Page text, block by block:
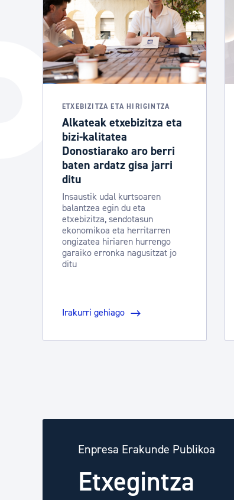
ETXEBIZITZA ETA HIRIGINTZA
Alkateak etxebizitza eta
bizi-kalitatea
Donostiarako aro berri
baten ardatz gisa jarri
ditu
Insaustik udal kurtsoaren
balantzea egin du eta
etxebizitza, sendotasun
ekonomikoa eta herritarren
ongizatea hiriaren hurrengo
garaiko erronka nagusitzat jo
ditu
Irakurri gehiago
Enpresa Erakunde Publikoa
Etxegintza